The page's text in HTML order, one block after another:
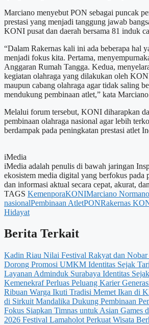
Marciano menyebut PON sebagai puncak
prestasi yang menjadi tanggung jawab
KONI pusat dan daerah bersama 81 induk
“Dalam Rakernas kali ini ada beberapa hal
menjadi fokus kita. Pertama,
Anggaran Rumah Tangga. Kedua,
kegiatan olahraga yang dilakukan oleh
maupun cabang olahraga agar tidak saling
mendukung pembinaan atlet,” kata
Melalui forum tersebut, KONI diharapkan
pembinaan olahraga nasional agar lebih
berdampak pada peningkatan prestasi atlet
iMedia
iMedia adalah penulis di bawah jaringan
ekosistem media digital yang berfokus pada
dan informasi aktual secara cepat, akurat,
TAGS KemenporaKONIMarciano Norman
nasionalPembinaan AtletPONRakernas
Hidayat
Berita Terkait
Kadin Riau Nilai Festival Rakyat dan
Dorong Promosi UMKM Identitas Sejak
Layanan Adminduk Surabaya Identitas
Kemenekraf Perluas Peluang Karier
Ribuan Warga Ikuti Tradisi Memet Ikan di
di Sirkuit Mandalika Dukung Pembinaan
Fokus Siapkan Timnas untuk Asian Games
2026 Festival Lamaholot Perkuat Wisata